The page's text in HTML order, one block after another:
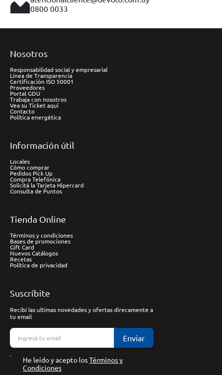
0800 0033
Nosotros
Responsabilidad social y empresarial
Línea de Transparencia
Certificación ISO 50001
Proveedores
Portal GDU
Trabaja con nosotros
Vea su Ticket aquí
Contacto
Política energética
Información útil
Locales
Cómo comprar
Pedidos Pick Up
Compra Telefónica
Solicitá la Tarjeta Hipercard
Consulta de Puntos
Tienda Online
Términos y condiciones
Bases de promociones
Gift Card
Nuevos Catálogos
Recetas
Política de privacidad
Suscríbite
Recibí las ultimas novedades y ofertas direcamente a
tu email
Enviar
He leído y acepto losTérminos y
Condiciones